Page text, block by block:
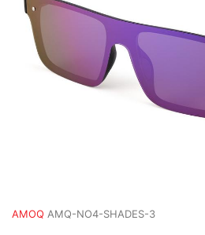
AMOQ AMQ-NO4-SHADES-3